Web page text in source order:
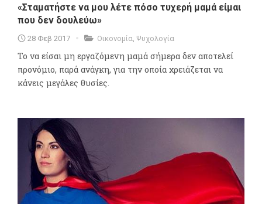
«Σταματήστε να μου λέτε πόσο τυχερή μαμά είμαι
που δεν δουλεύω»
28 Φεβ 2017 Οικονομία Ψυχολογία
Το να είσαι μη εργαζόμενη μαμά σήμερα δεν αποτελεί
προνόμιο, παρά ανάγκη, για την οποία χρειάζεται να
κάνεις μεγάλες θυσίες.